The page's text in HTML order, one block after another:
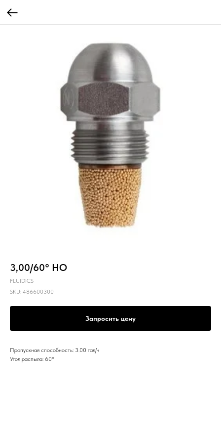
3,00/60° HO
FLUIDICS
SKU: 486600300
Запросить цену
Пропускная способность: 3.00 гал/ч
Угол распыла: 60º